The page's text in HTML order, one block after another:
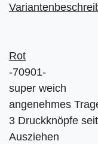
Rot
-70901-
super weich
angenehmes
3 Druckknöpfe
Ausziehen